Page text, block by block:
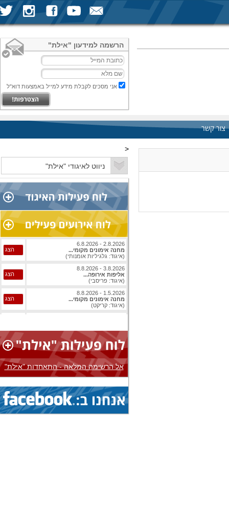
הרשמה למידעון "אילת"
אני מסכים לקבלת מידע למייל באמצעות דוא"ל
צור קשר
<
2.8.2026 - 6.8.2026
מחנה אימונים מקומי...
(איגוד: גלגיליות אומנותי)
הצג
3.8.2026 - 8.8.2026
אליפות אירופה...
(איגוד: פריסבי)
הצג
1.5.2026 - 8.8.2026
מחנה אימונים מקומי...
(איגוד: קריקט)
הצג
(איגוד: ג'יו ג'יטסו)
1.8.2026 - 8.8.2026
אליפות עולם...
(איגוד: ג'יו ג'יטסו)
הצג
3.8.2026 - 8.8.2026
אליפות אירופה...
(איגוד: בייסבול)
הצג
1.8.2026 - 9.8.2026
אליפות עולם...
(איגוד: ג'יו ג'יטסו)
הצג
1.8.2026 - 9.8.2026
אל הרשימה המלאה - התאחדות "אילת"